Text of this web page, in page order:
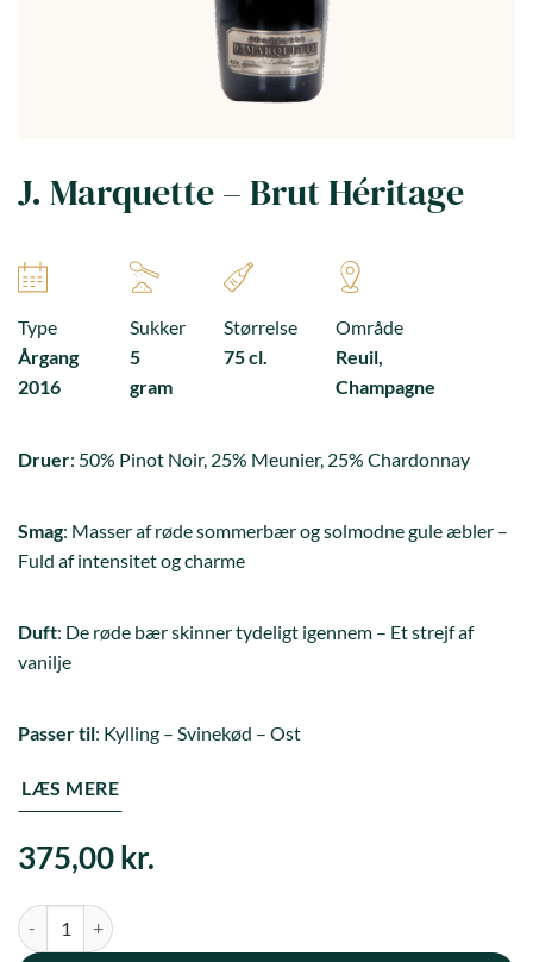
J. Marquette – Brut Héritage
Type
Årgang
2016
Sukker
5
gram
Størrelse
75 cl.
Område
Reuil,
Champagne
Druer: 50% Pinot Noir, 25% Meunier, 25% Chardonnay
Smag: Masser af røde sommerbær og solmodne gule æbler –
Fuld af intensitet og charme
Duft: De røde bær skinner tydeligt igennem – Et strejf af
vanilje
Passer til: Kylling – Svinekød – Ost
LÆS MERE
375,00kr.
J. Marquette - Brut Héritage antal